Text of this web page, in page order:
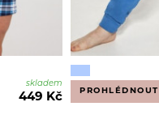
skladem
449 Kč
PROHLÉDNOUT